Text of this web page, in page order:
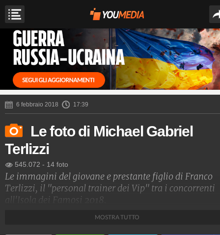
6 febbraio 2018 17:39
Le foto di Michael Gabriel
Terlizzi
545.072 - 14 foto
Le immagini del giovane e prestante figlio di Franco
Terlizzi, il "personal trainer dei Vip" tra i concorrenti
all'Isola dei Famosi 2018.
Spettacolo FanpageMOSTRA TUTTO